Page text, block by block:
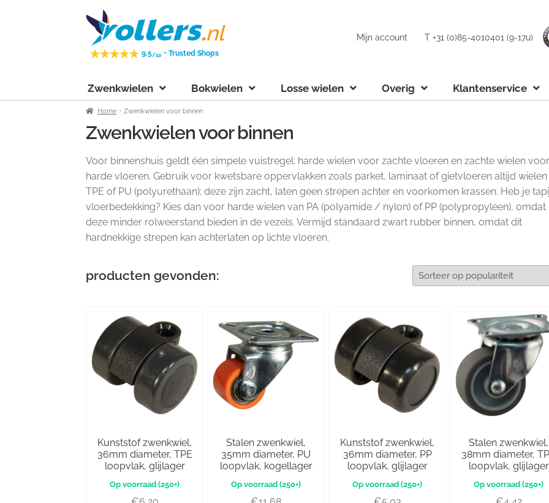
Ga
door
naar
navigatie
Ga
naar
de
inhoud
9.5/10 -Trusted Shops
Mijn account T +31 (0)85-4010401 (9-17u)
Zwenkwielen Bokwielen Losse wielen Overig Klantenservice
Home Zwenkwielen voor binnen
Zwenkwielen voor binnen
Voor binnenshuis geldt één simpele vuistregel: harde wielen voor zachte vloeren en zachte wielen
harde vloeren. Gebruik voor kwetsbare oppervlakken zoals parket, laminaat of gietvloeren altijd
TPE of PU (polyurethaan); deze zijn zacht, laten geen strepen achter en voorkomen krassen. Heb je
vloerbedekking? Kies dan voor harde wielen van PA (polyamide / nylon) of PP (polypropyleen), omdat
deze minder rolweerstand bieden in de vezels. Vermijd standaard zwart rubber binnen, omdat dit
hardnekkige strepen kan achterlaten op lichte vloeren.
producten gevonden:
Kunststof zwenkwiel,
36mm diameter, TPE
loopvlak, glijlager
(250+)
Stalen zwenkwiel,
35mm diameter, PU
loopvlak, kogellager
(250+)
Kunststof zwenkwiel,
36mm diameter, PP
loopvlak, glijlager
(250+)
Stalen zwenkwiel,
38mm diameter,
loopvlak, glijlager
(250+)